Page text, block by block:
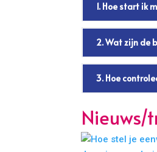
1. Hoe start ik
2. Wat zijn de
3. Hoe
Nieuws/